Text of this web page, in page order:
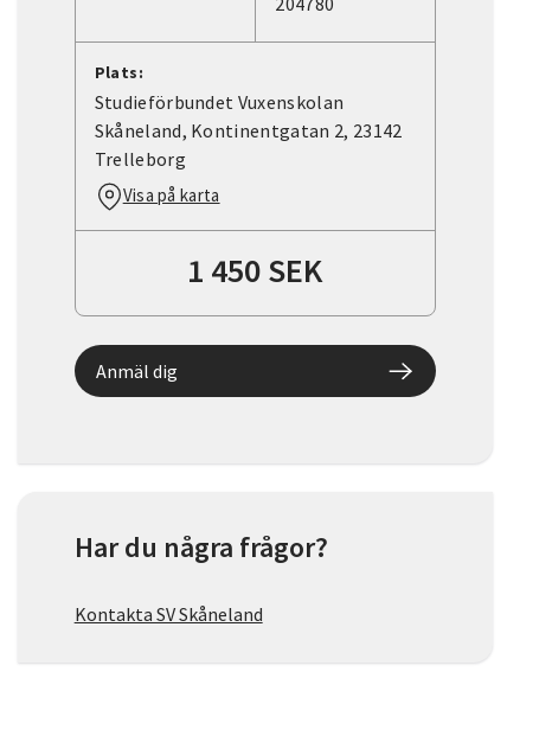
Plats:
Studieförbundet Vuxenskolan
Skåneland, Kontinentgatan 2, 23142
Trelleborg
Visa på karta
1 450 SEK
Anmäl dig
Har du några frågor?
Kontakta SV Skåneland